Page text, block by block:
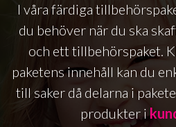
I våra färdiga
du behöver när du ska
och ett tillbehörspaket.
paketens innehåll kan du
till saker då delarna i
produkter i